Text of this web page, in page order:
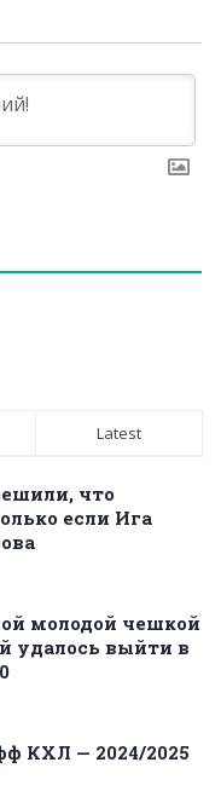
Latest
что
если Ига
молодой чешкой
удалось выйти в
КХЛ — 2024/2025